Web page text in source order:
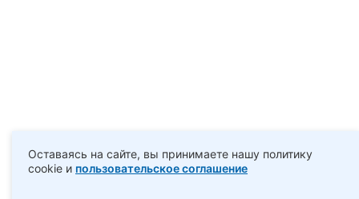
Оставаясь на сайте, вы принимаете нашу политику
cookie и пользовательское соглашение